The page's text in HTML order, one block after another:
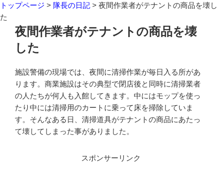
トップページ > 隊長の日記 > 夜間作業者がテナントの商品を壊し
た
夜間作業者がテナントの商品を壊
した
施設警備の現場では、夜間に清掃作業が毎日入る所があ
ります。商業施設はその典型で閉店後と同時に清掃業者
の人たちが何人も入館してきます。中にはモップを使っ
たり中には清掃用のカートに乗って床を掃除していま
す。そんなある日、清掃道具がテナントの商品にあたっ
て壊してしまった事がありました。
スポンサーリンク